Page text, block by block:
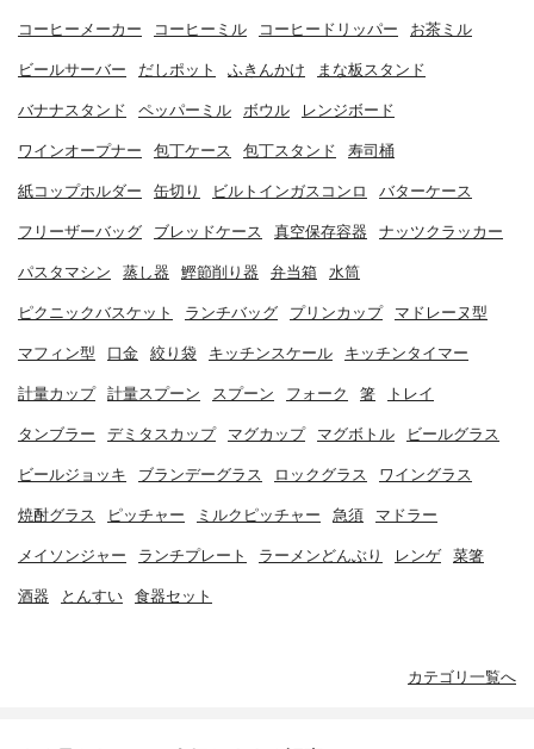
コーヒーメーカー コーヒーミル コーヒードリッパー お茶ミル
ビールサーバー だしポット ふきんかけ まな板スタンド
バナナスタンド ペッパーミル ボウル レンジボード
ワインオープナー 包丁ケース 包丁スタンド 寿司桶
紙コップホルダー 缶切り ビルトインガスコンロ バターケース
フリーザーバッグ ブレッドケース 真空保存容器 ナッツクラッカー
パスタマシン 蒸し器 鰹節削り器 弁当箱 水筒
ピクニックバスケット ランチバッグ プリンカップ マドレーヌ型
マフィン型 口金 絞り袋 キッチンスケール キッチンタイマー
計量カップ 計量スプーン スプーン フォーク 箸 トレイ
タンブラー デミタスカップ マグカップ マグボトル ビールグラス
ビールジョッキ ブランデーグラス ロックグラス ワイングラス
焼酎グラス ピッチャー ミルクピッチャー 急須 マドラー
メイソンジャー ランチプレート ラーメンどんぶり レンゲ 菜箸
酒器 とんすい 食器セット
カテゴリ一覧へ